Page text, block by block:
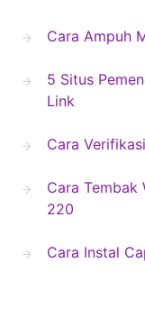
Cara Ampuh
5 Situs
Link
Cara
Cara Tembak
220
Cara Instal